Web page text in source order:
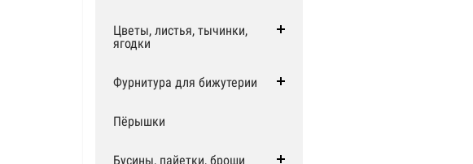
Цветы, листья, тычинки,
ягодки
Фурнитура для бижутерии
Пёрышки
Бусины, пайетки, броши